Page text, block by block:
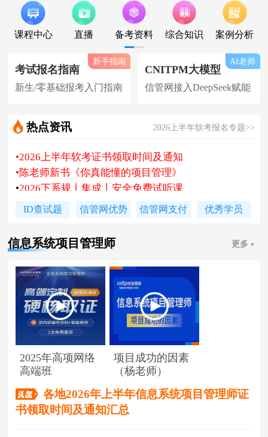
课程中心 直播 备考资料 综合知识 案例分析
考试报名指南
新生/零基础报考入门指南
新手指南
CNITPM大模型
信管网接入DeepSeek赋能
AI老师
热点资讯 2026上半年软考报名专题>>
•2026上半年软考证书领取时间及通知
•陈老师新书《你真能懂的项目管理》
•2026下系规丨集成丨安全免费试听课
信管网接入人工智能 丨 AI 赋能备考
•信管网软考讲师合作招聘(全职/兼职)
ID查试题 信管网优势 信管网支付 优秀学员
信息系统项目管理师 更多
2025年高项网络
高端班
项目成功的因素
（杨老师）
各地2026年上半年信息系统项目管理师证
书领取时间及通知汇总